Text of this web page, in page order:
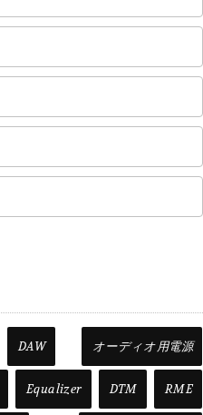
DAW オーディオ用電源
Equalizer DTM RME